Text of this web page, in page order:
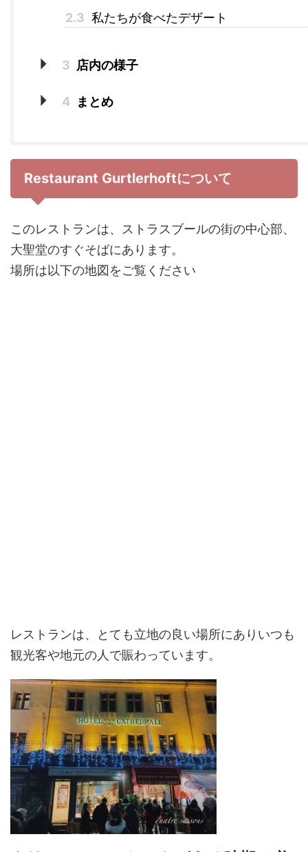
2.3 私たちが食べたデザート
3 店内の様子
4 まとめ
Restaurant Gurtlerhoftについて
このレストランは、ストラスブールの街の中心部、
大聖堂のすぐそばにあります。
場所は以下の地図をご覧ください
レストランは、とても立地の良い場所にありいつも
観光客や地元の人で賑わっています。